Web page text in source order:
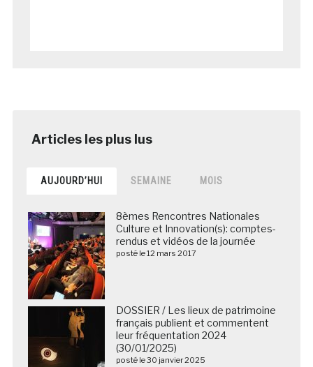
AUJOURD’HUI SEMAINE MOIS
8èmes Rencontres Nationales
Culture et Innovation(s): comptes-
rendus et vidéos de la journée
posté le 12 mars 2017
DOSSIER / Les lieux de patrimoine
français publient et commentent
leur fréquentation 2024
(30/01/2025)
posté le 30 janvier 2025